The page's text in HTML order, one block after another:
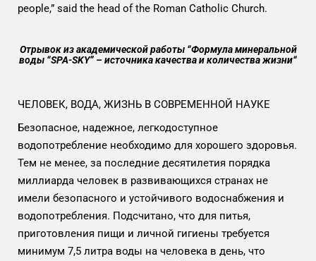
people,” said the head of the Roman Catholic Church.
Отрывок из академической работы “Формула минеральной
воды “SPA-SKY” – источника качества и количества жизни“
ЧЕЛОВЕК, ВОДА, ЖИЗНЬ В СОВРЕМЕННОЙ НАУКЕ
Безопасное, надежное, легкодоступное
водопотребление необходимо для хорошего здоровья.
Тем не менее, за последние десятилетия порядка
миллиарда человек в развивающихся странах не
имели безопасного и устойчивого водоснабжения и
водопотребления. Подсчитано, что для питья,
приготовления пищи и личной гигиены требуется
минимум 7,5 литра воды на человека в день, что